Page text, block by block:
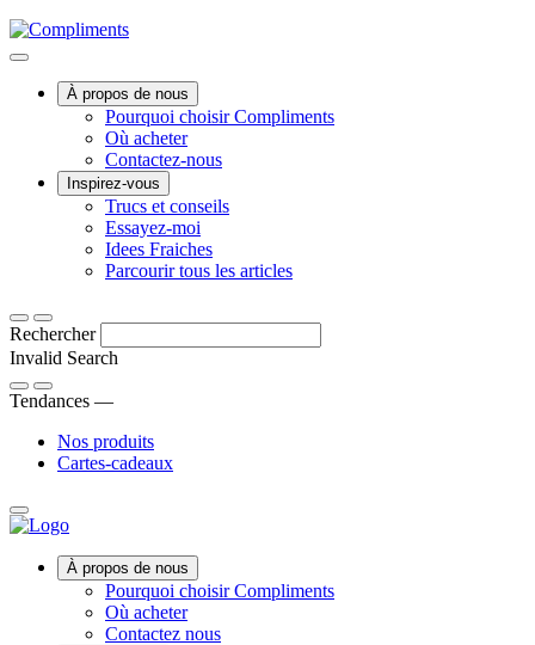
MainÀ propos de nous
Pourquoi choisir Compliments
Où acheter
Contactez-nous
Inspirez-vous
Trucs et conseilsDes
et
Essayez-moi
ce
qui
Idees FraichesIdées
fraîches
Parcourir tous les articlesDes
Rechercher
Invalid Search
Submit
Tendances —
Nos produits
Cartes-cadeaux
Main
MenuÀ propos de nous
Pourquoi choisir Compliments
Où acheter
Contactez nous